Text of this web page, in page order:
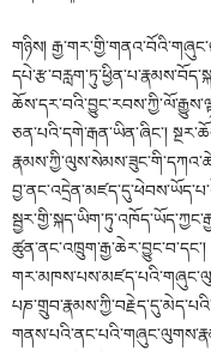
གཉིས།
ཅན་པའི་དགེ་རྒན་ཡིན་ཞིང་།